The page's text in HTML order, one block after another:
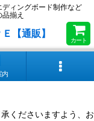
ィングボード制作など
揃え
【通販】
カート
内
くださいますよう、お